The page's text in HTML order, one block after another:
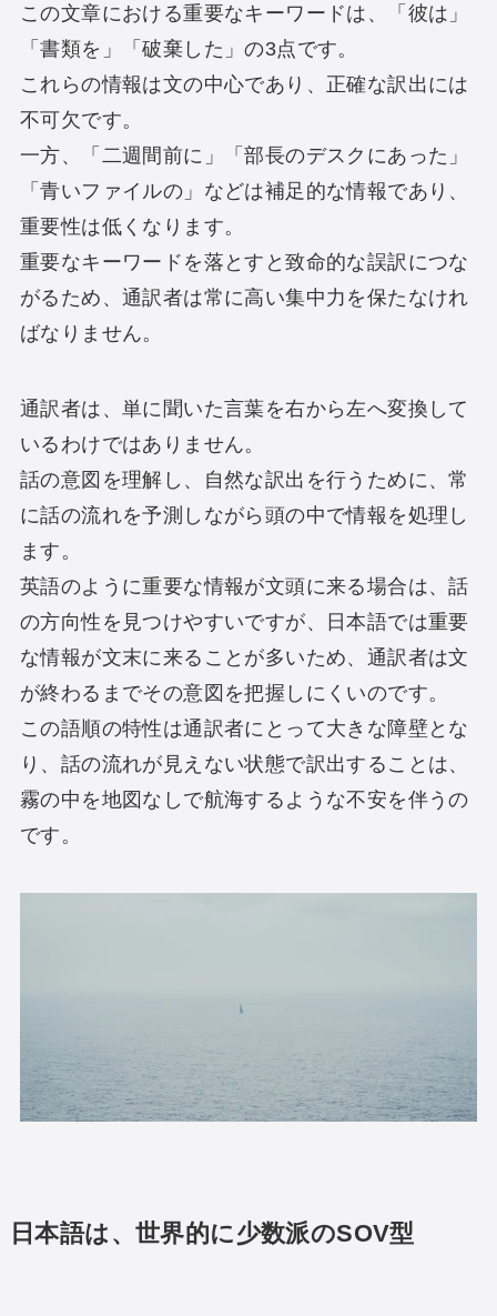
この文章における重要なキーワードは、「彼は」
「書類を」「破棄した」の3点です。
これらの情報は文の中心であり、正確な訳出には
不可欠です。
一方、「二週間前に」「部長のデスクにあった」
「青いファイルの」などは補足的な情報であり、
重要性は低くなります。
重要なキーワードを落とすと致命的な誤訳につな
がるため、通訳者は常に高い集中力を保たなけれ
ばなりません。
通訳者は、単に聞いた言葉を右から左へ変換して
いるわけではありません。
話の意図を理解し、自然な訳出を行うために、常
に話の流れを予測しながら頭の中で情報を処理し
ます。
英語のように重要な情報が文頭に来る場合は、話
の方向性を見つけやすいですが、日本語では重要
な情報が文末に来ることが多いため、通訳者は文
が終わるまでその意図を把握しにくいのです。
この語順の特性は通訳者にとって大きな障壁とな
り、話の流れが見えない状態で訳出することは、
霧の中を地図なしで航海するような不安を伴うの
です。
日本語は、世界的に少数派のSOV型